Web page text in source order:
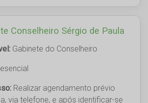
Conselheiro Sérgio de Paula
Gabinete do Conselheiro
Realizar agendamento prévio
via telefone, e após identificar-se